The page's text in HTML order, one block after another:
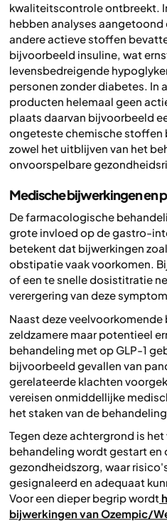
kwaliteitscontrole ontbreekt.
hebben analyses
andere actieve stoffen
bijvoorbeeld insuline, wat
levensbedreigende
personen zonder diabetes. In
producten helemaal geen
plaats daarvan bijvoorbeeld
ongeteste chemische
zowel het uitblijven van het
onvoorspelbare
Medische bijwerkingen en
De farmacologische
grote invloed op de gastro-
betekent dat bijwerkingen
obstipatie vaak voorkomen.
of een te snelle dosistitratie
verergering van deze
Naast deze veelvoorkomende
zeldzamere maar potentieel
behandeling met op GLP-1
bijvoorbeeld gevallen van
gerelateerde klachten
vereisen onmiddellijke
het staken van de
Tegen deze achtergrond is
behandeling wordt gestart en
gezondheidszorg, waar
gesignaleerd en adequaat
Voor een dieper begrip wordt
bijwerkingen van Ozempic/